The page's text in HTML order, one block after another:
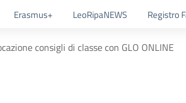
Erasmus+ LeoRipaNEWS Registro
consigli di classe con GLO ONLINE